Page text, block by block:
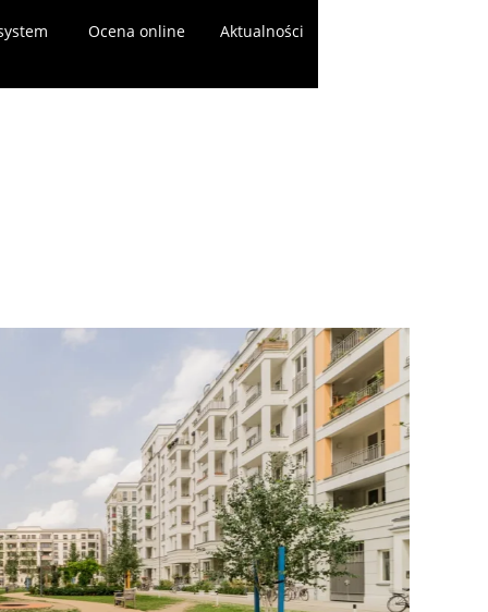
Ocena online Aktualności